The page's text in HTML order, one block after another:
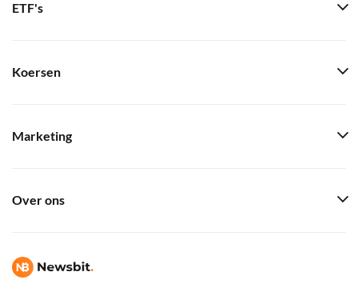
ETF's
Koersen
Marketing
Over ons